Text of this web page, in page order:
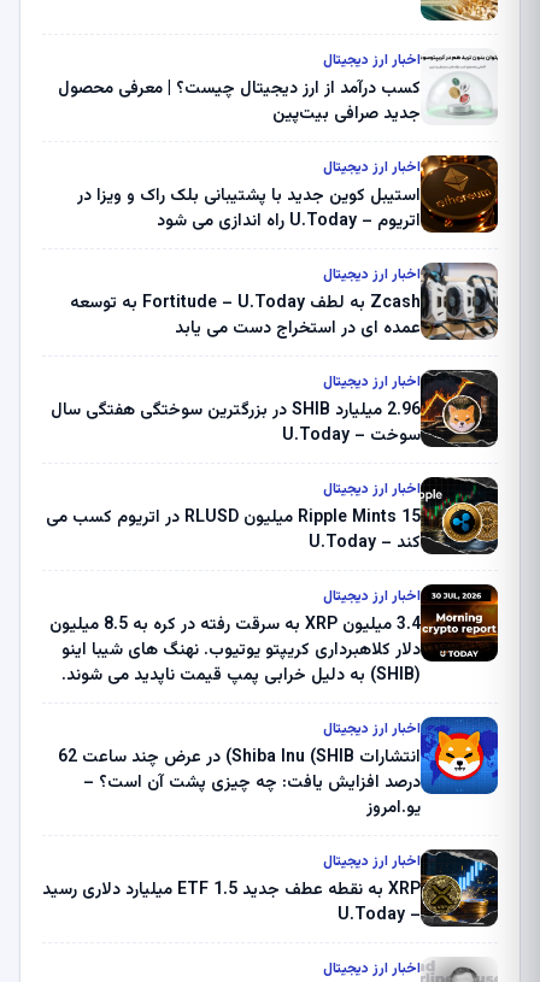
اخبار ارز دیجیتال
کسب درآمد از ارز دیجیتال چیست؟ | معرفی محصول
جدید صرافی بیت‌پین
اخبار ارز دیجیتال
استیبل کوین جدید با پشتیبانی بلک راک و ویزا در
اتریوم – U.Today راه اندازی می شود
اخبار ارز دیجیتال
Zcash به لطف Fortitude – U.Today به توسعه
عمده ای در استخراج دست می یابد
اخبار ارز دیجیتال
2.96 میلیارد SHIB در بزرگترین سوختگی هفتگی سال
سوخت – U.Today
اخبار ارز دیجیتال
Ripple Mints 15 میلیون RLUSD در اتریوم کسب می
کند – U.Today
اخبار ارز دیجیتال
3.4 میلیون XRP به سرقت رفته در کره به 8.5 میلیون
دلار کلاهبرداری کریپتو یوتیوب. نهنگ های شیبا اینو
(SHIB) به دلیل خرابی پمپ قیمت ناپدید می شوند.
ثبت کرد – گزارش کریپتو صبح – U.Today
اخبار ارز دیجیتال
انتشارات Shiba Inu (SHIB) در عرض چند ساعت 62
درصد افزایش یافت: چه چیزی پشت آن است؟ –
یو.امروز
اخبار ارز دیجیتال
XRP به نقطه عطف جدید ETF 1.5 میلیارد دلاری رسید
– U.Today
اخبار ارز دیجیتال